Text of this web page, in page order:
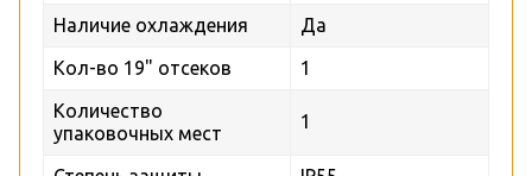
Наличие охлаждения
Да
Кол-во 19" отсеков
1
Количество
упаковочных мест
1